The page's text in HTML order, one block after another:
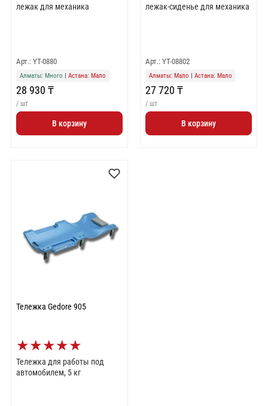
лежак для механика
Арт.: YT-0880
Алматы: Много Астана: Мало
28 930 ₸
/ шт
В корзину
лежак-сиденье для механика
Арт.: YT-08802
Алматы: Мало Астана: Мало
27 720 ₸
/ шт
В корзину
Тележка Gedore 905
★★★★★
Тележка для работы под
автомобилем, 5 кг